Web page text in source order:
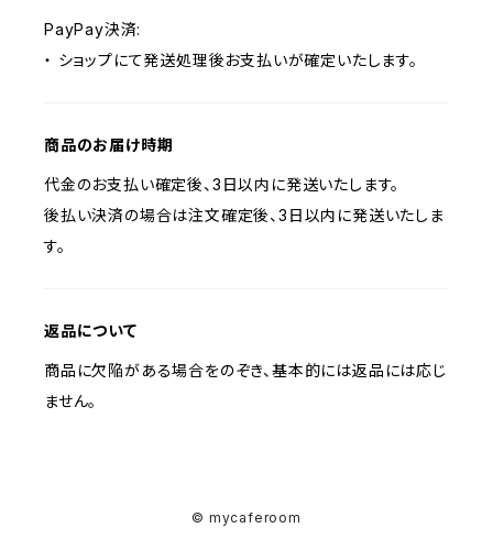
PayPay決済:
・ ショップにて発送処理後お支払いが確定いたします。
商品のお届け時期
代金のお支払い確定後、3日以内に発送いたします。
後払い決済の場合は注文確定後、3日以内に発送いたしま
す。
返品について
商品に欠陥がある場合をのぞき、基本的には返品には応じ
ません。
© mycaferoom